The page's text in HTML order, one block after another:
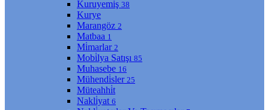
Kuruyemi̇ş 38
Kurye
Marangöz 2
Matbaa 1
Mi̇marlar 2
Mobi̇lya Satışı 85
Muhasebe 16
Mühendi̇sler 25
Müteahhi̇t
Nakli̇yat 6